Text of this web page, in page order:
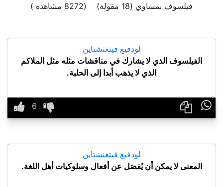
فيلسوف نمساوي (18 مقولة) (8272 مشاهدة )
لودفيغ فيتغنشتاين
الفيلسوف الذي لا يشارك في مناقشات مثله مثل الملاكم
الذي لا يذهب أبدا إلى الحلبة.

لودفيغ فيتغنشتاين
المعنى لا يمكن أن يُفصَل عن أفعال وسلوكيات أهل اللغة.